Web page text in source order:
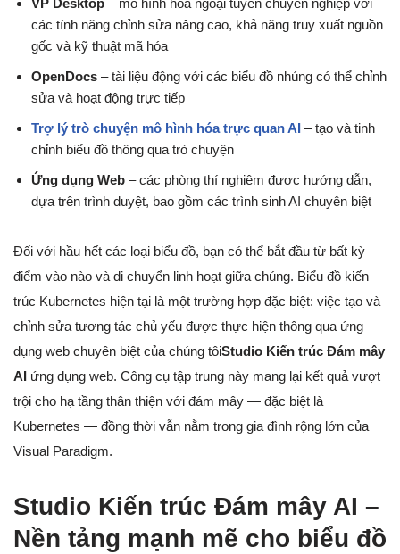
VP Desktop – mô hình hóa ngoại tuyến chuyên nghiệp với
các tính năng chỉnh sửa nâng cao, khả năng truy xuất nguồn
gốc và kỹ thuật mã hóa
OpenDocs – tài liệu động với các biểu đồ nhúng có thể chỉnh
sửa và hoạt động trực tiếp
Trợ lý trò chuyện mô hình hóa trực quan AI – tạo và tinh
chỉnh biểu đồ thông qua trò chuyện
Ứng dụng Web – các phòng thí nghiệm được hướng dẫn,
dựa trên trình duyệt, bao gồm các trình sinh AI chuyên biệt
Đối với hầu hết các loại biểu đồ, bạn có thể bắt đầu từ bất kỳ
điểm vào nào và di chuyển linh hoạt giữa chúng. Biểu đồ kiến
trúc Kubernetes hiện tại là một trường hợp đặc biệt: việc tạo và
chỉnh sửa tương tác chủ yếu được thực hiện thông qua ứng
dụng web chuyên biệt của chúng tôiStudio Kiến trúc Đám mây
AI ứng dụng web. Công cụ tập trung này mang lại kết quả vượt
trội cho hạ tầng thân thiện với đám mây — đặc biệt là
Kubernetes — đồng thời vẫn nằm trong gia đình rộng lớn của
Visual Paradigm.
Studio Kiến trúc Đám mây AI –
Nền tảng mạnh mẽ cho biểu đồ